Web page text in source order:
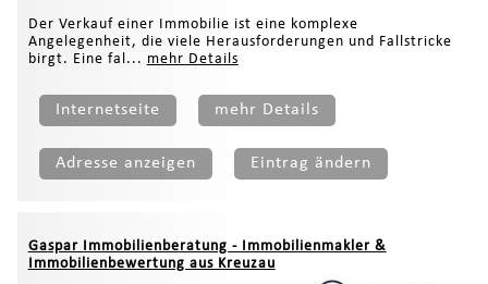
Der Verkauf einer Immobilie ist eine komplexe
Angelegenheit, die viele Herausforderungen und Fallstricke
birgt. Eine fal... mehr Details
Internetseite mehr Details
Adresse anzeigen Eintrag ändern
Gaspar Immobilienberatung - Immobilienmakler &
Immobilienbewertung aus Kreuzau